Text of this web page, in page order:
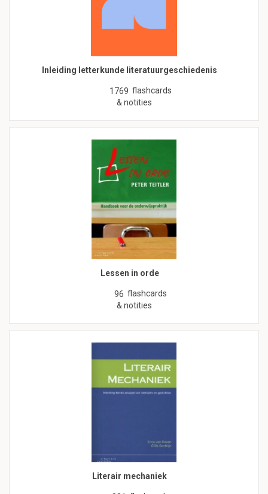
Inleiding letterkunde literatuurgeschiedenis
1769 flashcards
& notities
Lessen in orde
96 flashcards
& notities
Literair mechaniek